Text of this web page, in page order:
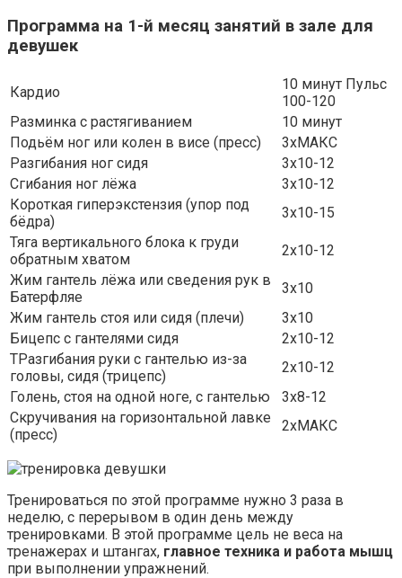
Программа на 1-й месяц занятий в зале для
девушек
Кардио
10 минут Пульс
100-120
Разминка с растягиванием
10 минут
Подьём ног или колен в висе (пресс)
3хМАКС
Разгибания ног сидя
3х10-12
Сгибания ног лёжа
3х10-12
Короткая гиперэкстензия (упор под
бёдра)
3х10-15
Тяга вертикального блока к груди
обратным хватом
2х10-12
Жим гантель лёжа или сведения рук в
Батерфляе
3х10
Жим гантель стоя или сидя (плечи)
3х10
Бицепс с гантелями сидя
2х10-12
ТРазгибания руки с гантелью из-за
головы, сидя (трицепс)
2х10-12
Голень, стоя на одной ноге, с гантелью
3х8-12
Скручивания на горизонтальной лавке
(пресс)
2хМАКС
Тренироваться по этой программе нужно 3 раза в
неделю, с перерывом в один день между
тренировками. В этой программе цель не веса на
тренажерах и штангах, главное техника и работа мышц
при выполнении упражнений.